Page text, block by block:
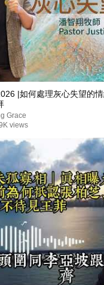
|如何處理灰心失望的
Grace
views